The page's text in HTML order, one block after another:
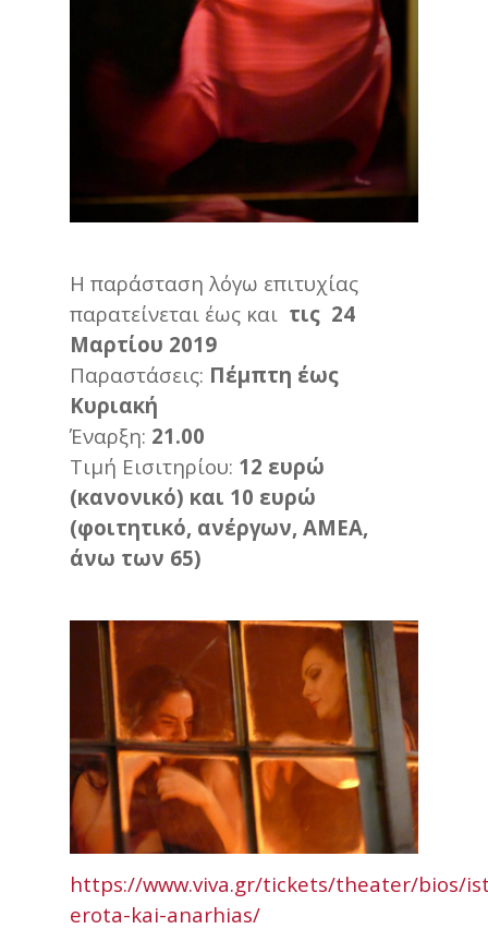
Η παράσταση λόγω επιτυχίας
παρατείνεται έως και τις 24
Μαρτίου 2019
Παραστάσεις: Πέμπτη έως
Κυριακή
Έναρξη: 21.00
Τιμή Εισιτηρίου: 12 ευρώ
(κανονικό) και 10 ευρώ
(φοιτητικό, ανέργων, ΑΜΕΑ,
άνω των 65)
https://www.viva.gr/tickets/theater/bios/
erota-kai-anarhias/